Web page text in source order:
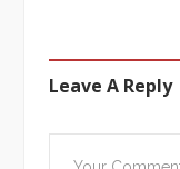
Leave A Reply